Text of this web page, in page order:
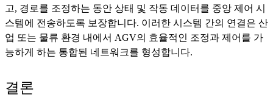
고, 경로를 조정하는 동안 상태 및 작동 데이터를 중앙 제어 시
스템에 전송하도록 보장합니다. 이러한 시스템 간의 연결은 산
업 또는 물류 환경 내에서 AGV의 효율적인 조정과 제어를 가
능하게 하는 통합된 네트워크를 형성합니다.
결론